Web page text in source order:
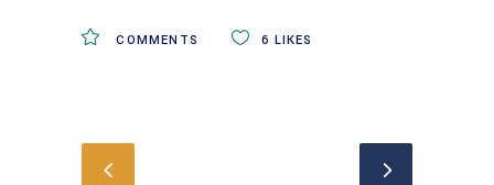
COMMENTS 6 LIKES